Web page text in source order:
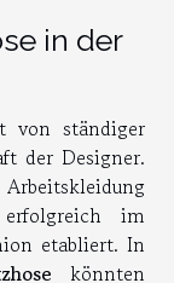
in der
von ständiger
der Designer.
im
etabliert. In
könnten